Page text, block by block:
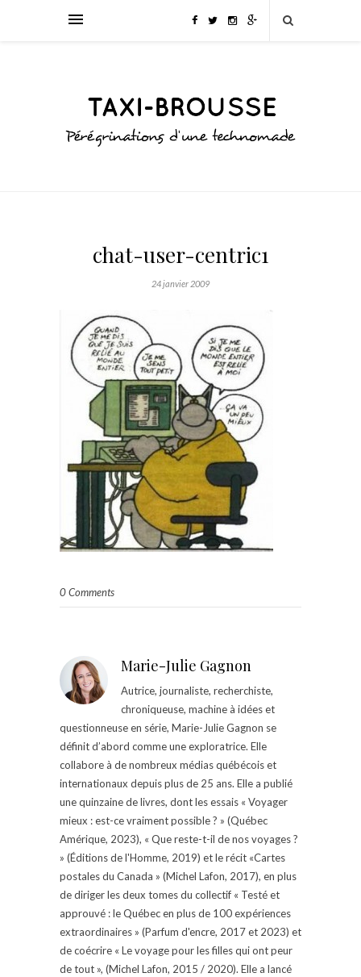
chat-user-centric1
24 janvier 2009
0 Comments
Marie-Julie Gagnon
Autrice, journaliste, recherchiste,
chroniqueuse, machine à idées et
questionneuse en série, Marie-Julie Gagnon se
définit d’abord comme une exploratrice. Elle
collabore à de nombreux médias québécois et
internationaux depuis plus de 25 ans. Elle a publié
une quinzaine de livres, dont les essais « Voyager
mieux : est-ce vraiment possible ? » (Québec
Amérique, 2023), « Que reste-t-il de nos voyages ?
» (Éditions de l'Homme, 2019) et le récit «Cartes
postales du Canada » (Michel Lafon, 2017), en plus
de diriger les deux tomes du collectif « Testé et
approuvé : le Québec en plus de 100 expériences
extraordinaires » (Parfum d'encre, 2017 et 2023) et
de coécrire « Le voyage pour les filles qui ont peur
de tout », (Michel Lafon, 2015 / 2020). Elle a lancé